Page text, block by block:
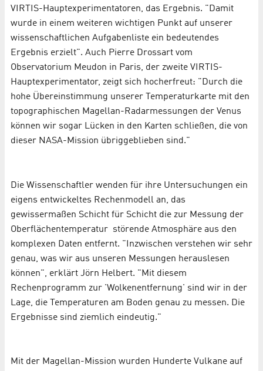
VIRTIS-Hauptexperimentatoren, das Ergebnis. "Damit
wurde in einem weiteren wichtigen Punkt auf unserer
wissenschaftlichen Aufgabenliste ein bedeutendes
Ergebnis erzielt". Auch Pierre Drossart vom
Observatorium Meudon in Paris, der zweite VIRTIS-
Hauptexperimentator, zeigt sich hocherfreut: "Durch die
hohe Übereinstimmung unserer Temperaturkarte mit den
topographischen Magellan-Radarmessungen der Venus
können wir sogar Lücken in den Karten schließen, die von
dieser NASA-Mission übriggeblieben sind."
Die Wissenschaftler wenden für ihre Untersuchungen ein
eigens entwickeltes Rechenmodell an, das
gewissermaßen Schicht für Schicht die zur Messung der
Oberflächentemperatur störende Atmosphäre aus den
komplexen Daten entfernt. "Inzwischen verstehen wir sehr
genau, was wir aus unseren Messungen herauslesen
können", erklärt Jörn Helbert. "Mit diesem
Rechenprogramm zur 'Wolkenentfernung' sind wir in der
Lage, die Temperaturen am Boden genau zu messen. Die
Ergebnisse sind ziemlich eindeutig."
Mit der Magellan-Mission wurden Hunderte Vulkane auf